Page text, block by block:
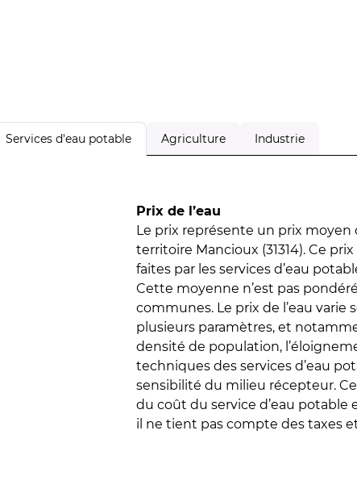
Services d'eau potable Agriculture Industrie
Prix de l’eau
Le prix représente un prix moyen
territoire Mancioux (31314). Ce
faites par les services d’eau
Cette moyenne n’est pas
communes. Le prix de l’eau
plusieurs paramètres, et
densité de population,
techniques des services d’eau
sensibilité du milieu récepteur.
du coût du service d’eau potable
il ne tient pas compte des taxes